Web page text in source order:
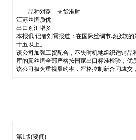
品种对路 交货准时
江苏丝绸质优
出口创汇增多
本报讯 记者刘霄报道：在国际丝绸市场疲软
十五以上。
该公司加强工贸配合，不失时机地组织适销
库的真丝绸全部严格按国家出口标准检验，优
该公司极为重视履约率，严格控制新合同成交
第1版(要闻)